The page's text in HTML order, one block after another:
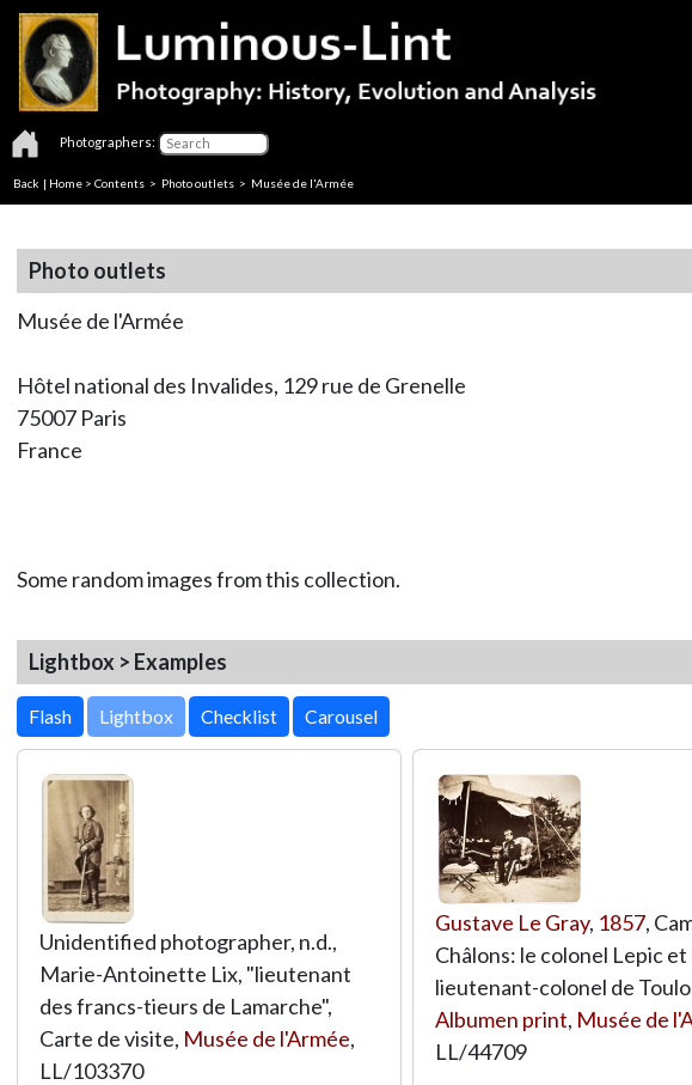
Photographers:
Back | Home > Contents > Photo outlets > Musée de l'Armée
Photo outlets
Musée de l'Armée
Hôtel national des Invalides, 129 rue de Grenelle
75007 Paris
France
Some random images from this collection.
Lightbox > Examples
Lightbox
Unidentified photographer, n.d.,
Marie-Antoinette Lix, "lieutenant
des francs-tieurs de Lamarche",
Carte de visite, Musée de l'Armée,
LL/103370
Gustave Le Gray, 1857,
Châlons: le colonel Lepic et
lieutenant-colonel de
Albumen print, Musée de
LL/44709